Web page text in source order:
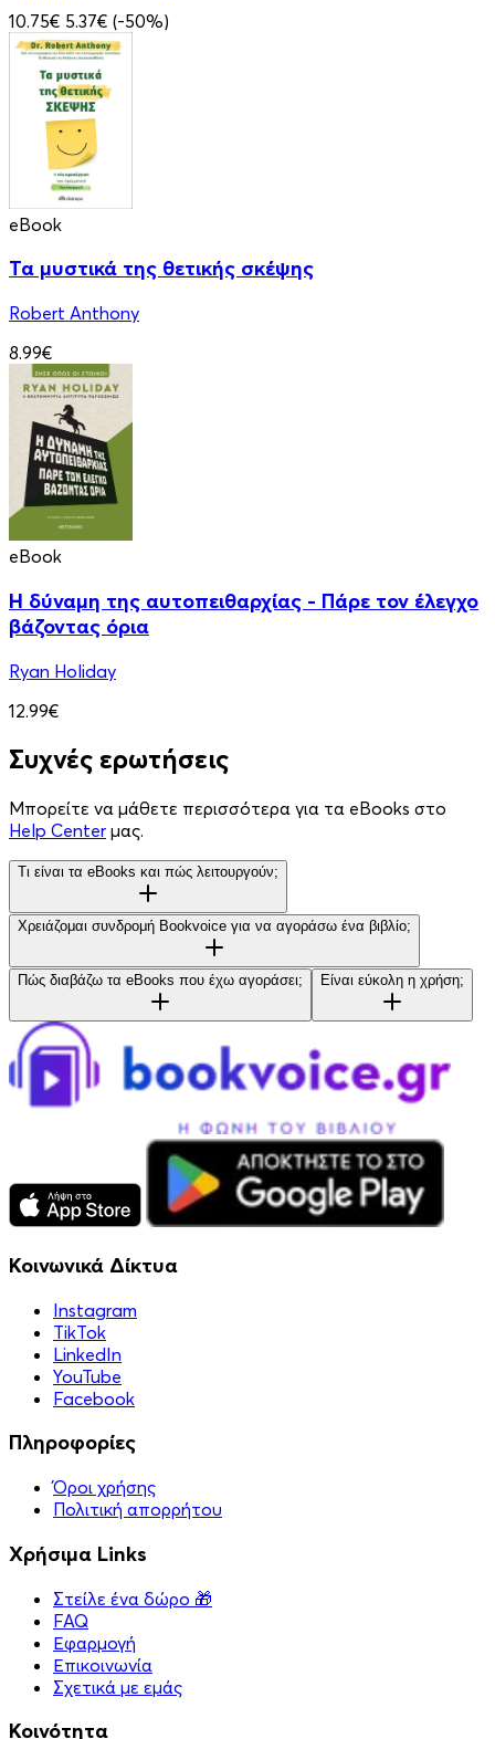
10.75€ 5.37€ (-50%)
eBook
Τα μυστικά της θετικής σκέψης
Robert Anthony
8.99€
eBook
Η δύναμη της αυτοπειθαρχίας - Πάρε τον έλεγχο
βάζοντας όρια
Ryan Holiday
12.99€
Συχνές ερωτήσεις
Μπορείτε να μάθετε περισσότερα για τα eBooks στο
Help Center μας.
Τι είναι τα eBooks και πώς λειτουργούν;
Χρειάζομαι συνδρομή Bookvoice για να αγοράσω ένα βιβλίο;
Πώς διαβάζω τα eBooks που έχω αγοράσει; Είναι εύκολη η χρήση;
Κοινωνικά Δίκτυα
Instagram
TikTok
LinkedIn
YouTube
Facebook
Πληροφορίες
Όροι χρήσης
Πολιτική απορρήτου
Χρήσιμα Links
Στείλε ένα δώρο 🎁
FAQ
Εφαρμογή
Επικοινωνία
Σχετικά με εμάς
Κοινότητα